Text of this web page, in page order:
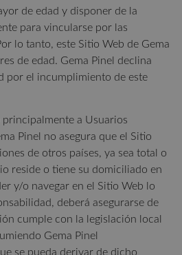
de edad y disponer de la
para vincularse por las
lo tanto, este Sitio Web de Gema
de edad. Gema Pinel declina
por el incumplimiento de este
a Usuarios
Pinel no asegura que el Sitio
de otros países, ya sea total o
reside o tiene su domiciliado en
y/o navegar en el Sitio Web lo
deberá asegurarse de
cumple con la legislación local
Gema Pinel
se pueda derivar de dicho